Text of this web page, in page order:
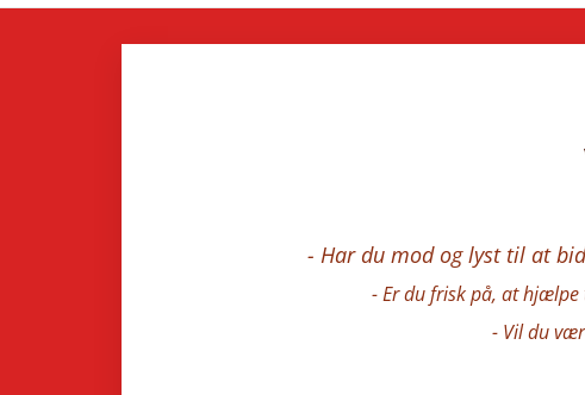
- Har du mod og lyst til at
- Er du frisk på, at
- Vil du